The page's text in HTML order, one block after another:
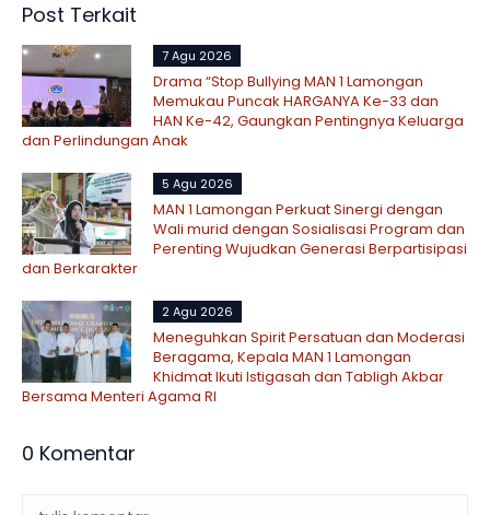
Post Terkait
7 Agu 2026
Drama “Stop Bullying MAN 1 Lamongan
Memukau Puncak HARGANYA Ke-33 dan
HAN Ke-42, Gaungkan Pentingnya Keluarga
dan Perlindungan Anak
5 Agu 2026
MAN 1 Lamongan Perkuat Sinergi dengan
Wali murid dengan Sosialisasi Program dan
Perenting Wujudkan Generasi Berpartisipasi
dan Berkarakter
2 Agu 2026
Meneguhkan Spirit Persatuan dan Moderasi
Beragama, Kepala MAN 1 Lamongan
Khidmat Ikuti Istigasah dan Tabligh Akbar
Bersama Menteri Agama RI
0 Komentar